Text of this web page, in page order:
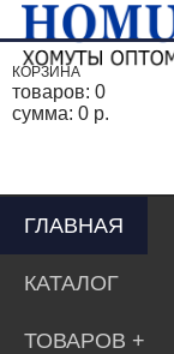
КОРЗИНА
товаров: 0
сумма: 0 р.
ГЛАВНАЯ
КАТАЛОГ
ТОВАРОВ